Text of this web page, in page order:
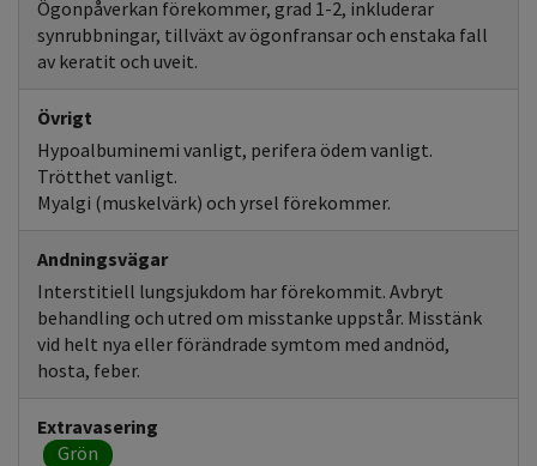
Ögonpåverkan förekommer, grad 1-2, inkluderar
synrubbningar, tillväxt av ögonfransar och enstaka fall
av keratit och uveit.
Övrigt
Hypoalbuminemi vanligt, perifera ödem vanligt.
Trötthet vanligt.
Myalgi (muskelvärk) och yrsel förekommer.
Andningsvägar
Interstitiell lungsjukdom har förekommit. Avbryt
behandling och utred om misstanke uppstår. Misstänk
vid helt nya eller förändrade symtom med andnöd,
hosta, feber.
Extravasering
Grön